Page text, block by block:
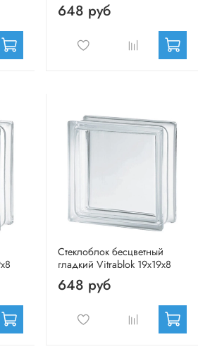
648 руб
Стеклоблок бесцветный
гладкий Vitrablok 19х19х8
648 руб